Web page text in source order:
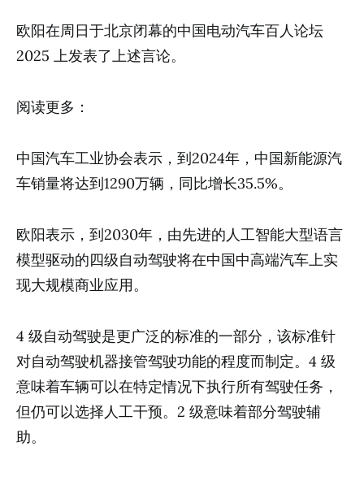
欧阳在周日于北京闭幕的中国电动汽车百人论坛
2025 上发表了上述言论。
阅读更多：
中国汽车工业协会表示，到2024年，中国新能源汽
车销量将达到1290万辆，同比增长35.5%。
欧阳表示，到2030年，由先进的人工智能大型语言
模型驱动的四级自动驾驶将在中国中高端汽车上实
现大规模商业应用。
4 级自动驾驶是更广泛的标准的一部分，该标准针
对自动驾驶机器接管驾驶功能的程度而制定。4 级
意味着车辆可以在特定情况下执行所有驾驶任务，
但仍可以选择人工干预。2 级意味着部分驾驶辅
助。